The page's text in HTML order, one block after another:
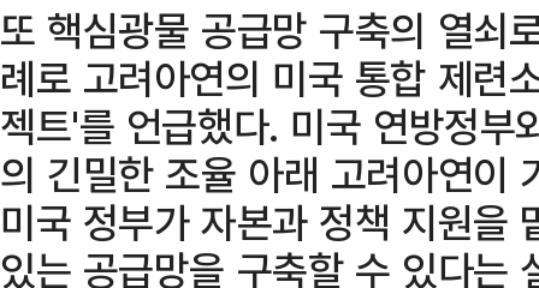
또 핵심광물 공급망 구축의 열쇠
례로 고려아연의 미국 통합 제련
젝트'를 언급했다. 미국 연방정부
의 긴밀한 조율 아래 고려아연이
미국 정부가 자본과 정책 지원을
있는 공급망을 구축할 수 있다는